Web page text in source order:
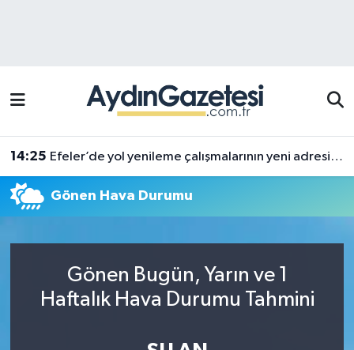
14:25 Efeler’de yol yenileme çalışmalarının yeni adresi Pınardere Mahallesi
Gönen Hava Durumu
Gönen Bugün, Yarın ve 1
Haftalık Hava Durumu Tahmini
Efeler Trafik Yoğunluk Haritası
Süper Lig Puan Durumu ve Fikstür
Tüm Manşetler
Son Dakika Haberleri